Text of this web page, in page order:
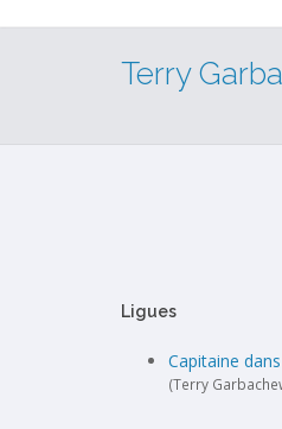
Terry
Ligues
Capitaine
(Terry